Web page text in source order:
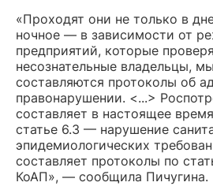
«Проходят они не только в
ночное — в зависимости от
предприятий, которые
несознательные владельцы,
составляются протоколы об
правонарушении. <...>
составляет в настоящее
статье 6.3 — нарушение
эпидемиологических
составляет протоколы по
КоАП», — сообщила Пичугина.